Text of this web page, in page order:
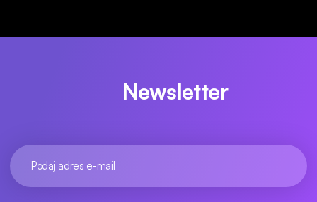
Newsletter